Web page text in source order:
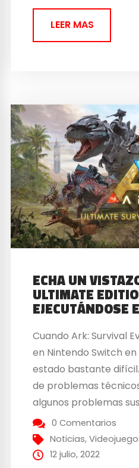
LEER MAS
ECHA UN
ULTIMATE
EJECUTÁNDOSE
Cuando Ark: Survival
en Nintendo Switch en
estado bastante
de problemas
algunos problemas
desaceleración.
equipo de Studio
cambiar la situación
0 Comentarios
Noticias,
12 julio, 2022